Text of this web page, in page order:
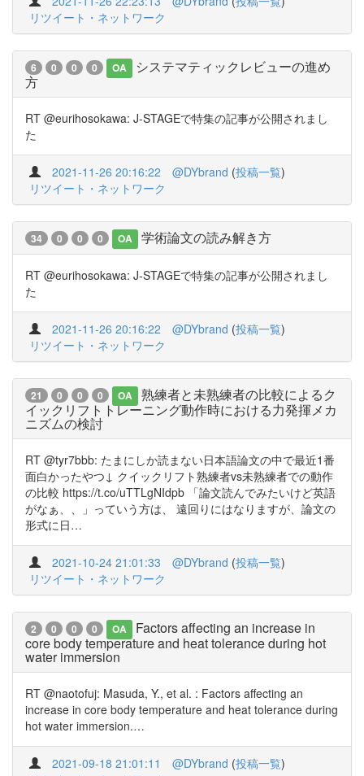
リツイート・ネットワーク
6 0 0 0 OA
システマティックレビューの進め
方
RT @eurihosokawa: J-STAGEで特集の記事が公開されまし
た
2021-11-26 20:16:22 @DYbrand (投稿一覧)
リツイート・ネットワーク
34 0 0 0 OA 学術論文の読み解き方
RT @eurihosokawa: J-STAGEで特集の記事が公開されまし
た
2021-11-26 20:16:22 @DYbrand (投稿一覧)
リツイート・ネットワーク
21 0 0 0 OA
熟練者と未熟練者の比較によるク
イックリフトトレーニング動作時における力発揮メカ
ニズムの検討
RT @tyr7bbb: たまにしか読まない日本語論文の中で最近1番
面白かったやつ↓ クイックリフト熟練者vs未熟練者での動作
の比較 https://t.co/uTTLgNIdpb 「論文読んでみたいけど英語
がなぁ、、」っていう方は、 遠回りにはなりますが、論文の
形式に日…
2021-10-24 21:01:33 @DYbrand (投稿一覧)
リツイート・ネットワーク
2 0 0 0 OA
Factors affecting an increase in
core body temperature and heat tolerance during hot
water immersion
RT @naotofuj: Masuda, Y., et al. : Factors affecting an
increase in core body temperature and heat tolerance during
hot water immersion.…
2021-09-18 21:01:11 @DYbrand (投稿一覧)